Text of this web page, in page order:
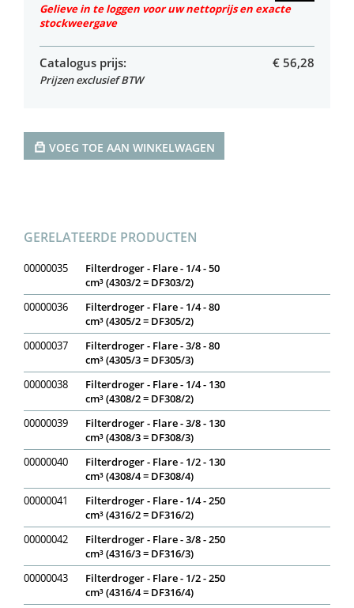
Gelieve in te loggen voor uw nettoprijs en exacte
stockweergave
Catalogus prijs:
Prijzen exclusief BTW
€ 56,28
VOEG TOE AAN WINKELWAGEN
GERELATEERDE PRODUCTEN
00000035
Filterdroger - Flare - 1/4 - 50
cm³ (4303/2 = DF303/2)
00000036
Filterdroger - Flare - 1/4 - 80
cm³ (4305/2 = DF305/2)
00000037
Filterdroger - Flare - 3/8 - 80
cm³ (4305/3 = DF305/3)
00000038
Filterdroger - Flare - 1/4 - 130
cm³ (4308/2 = DF308/2)
00000039
Filterdroger - Flare - 3/8 - 130
cm³ (4308/3 = DF308/3)
00000040
Filterdroger - Flare - 1/2 - 130
cm³ (4308/4 = DF308/4)
00000041
Filterdroger - Flare - 1/4 - 250
cm³ (4316/2 = DF316/2)
00000042
Filterdroger - Flare - 3/8 - 250
cm³ (4316/3 = DF316/3)
00000043
Filterdroger - Flare - 1/2 - 250
cm³ (4316/4 = DF316/4)